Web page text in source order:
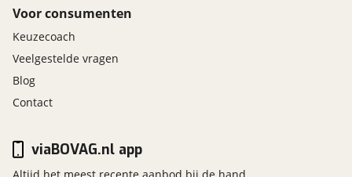
Voor consumenten
Keuzecoach
Veelgestelde vragen
Blog
Contact
viaBOVAG.nl app